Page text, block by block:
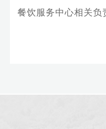
餐饮服务中心相关负